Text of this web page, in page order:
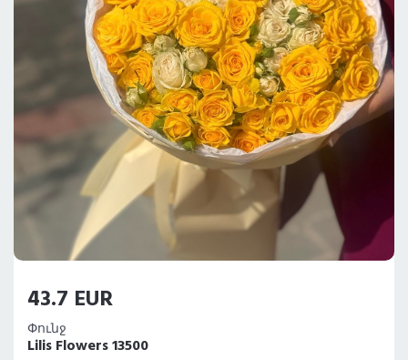
43.7 EUR
Փունջ
Lilis Flowers 13500